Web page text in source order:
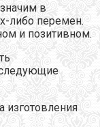
в
либо перемен.
и позитивном.
изготовления